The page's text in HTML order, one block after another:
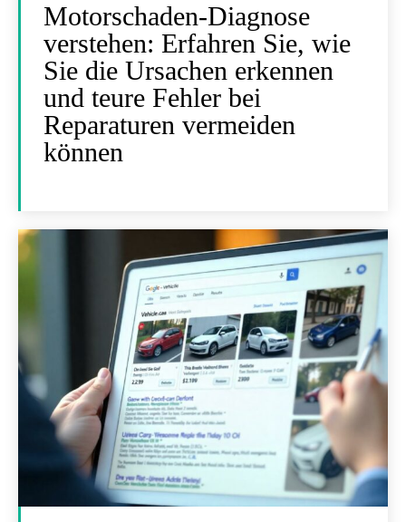
Motorschaden-Diagnose
verstehen: Erfahren Sie, wie
Sie die Ursachen erkennen
und teure Fehler bei
Reparaturen vermeiden
können